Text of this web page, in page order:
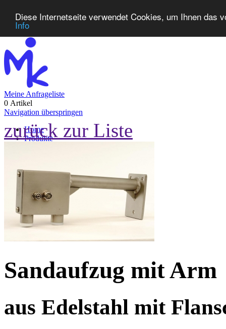
Diese Internetseite verwendet Cookies, um Ihnen das
Info
Meine Anfrageliste
0 Artikel
Navigation überspringen
Home
Produkte
zurück zur Liste
Sandaufzug mit Arm
aus Edelstahl mit